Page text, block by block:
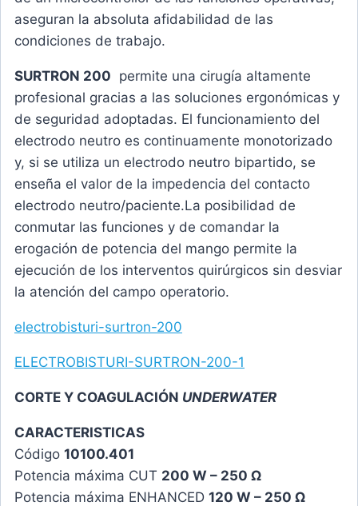
aseguran la absoluta afidabilidad de las
condiciones de trabajo.
SURTRON 200 permite una cirugía altamente
profesional gracias a las soluciones ergonómicas y
de seguridad adoptadas. El funcionamiento del
electrodo neutro es continuamente monotorizado
y, si se utiliza un electrodo neutro bipartido, se
enseña el valor de la impedencia del contacto
electrodo neutro/paciente.La posibilidad de
conmutar las funciones y de comandar la
erogación de potencia del mango permite la
ejecución de los interventos quirúrgicos sin desviar
la atención del campo operatorio.
electrobisturi-surtron-200
ELECTROBISTURI-SURTRON-200-1
CORTE Y COAGULACIÓN UNDERWATER
CARACTERISTICAS
Código 10100.401
Potencia máxima CUT 200 W – 250 Ω
Potencia máxima ENHANCED 120 W – 250 Ω